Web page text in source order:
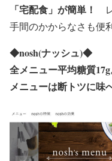
「宅配食」が簡単！
手間のかからなさも便
◆nosh(ナッシュ)◆
全メニュー平均糖質17g
メニューは断トツに味